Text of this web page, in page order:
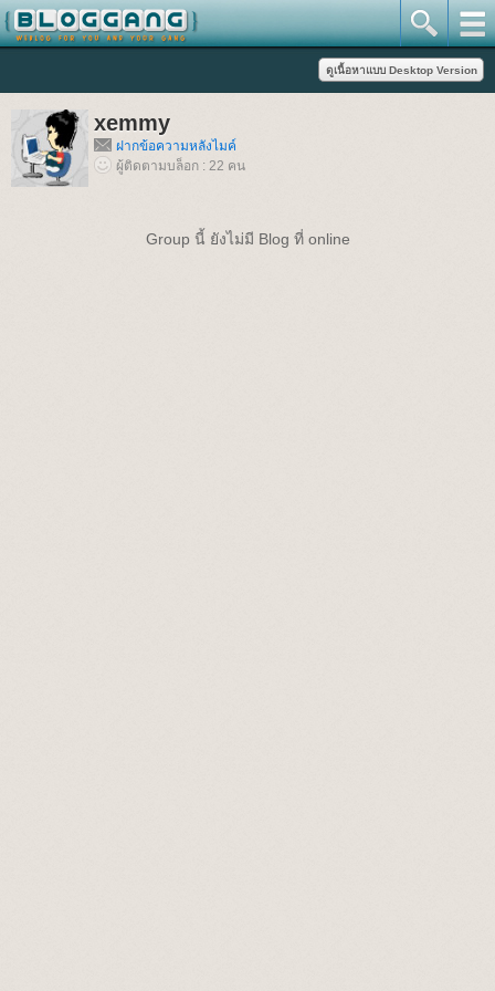
xemmy
ฝากข้อความหลังไมค์
ผู้ติดตามบล็อก : 22 คน
Group นี้ ยังไม่มี Blog ที่ online